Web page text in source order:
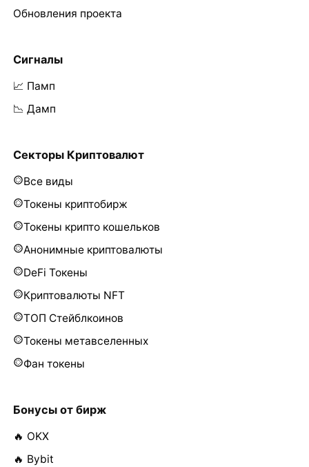
Обновления проекта
Сигналы
📈 Памп
📉 Дамп
Секторы Криптовалют
Все виды
Токены криптобирж
Токены крипто кошельков
Анонимные криптовалюты
DeFi Токены
Криптовалюты NFT
ТОП Стейблкоинов
Токены метавселенных
Фан токены
Бонусы от бирж
🔥 OKX
🔥 Bybit